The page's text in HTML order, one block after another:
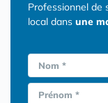
Professionnel de
local dans une
Nom *
Prénom *